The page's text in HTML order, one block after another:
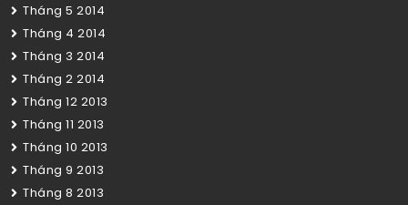
Tháng 5 2014
Tháng 4 2014
Tháng 3 2014
Tháng 2 2014
Tháng 12 2013
Tháng 11 2013
Tháng 10 2013
Tháng 9 2013
Tháng 8 2013